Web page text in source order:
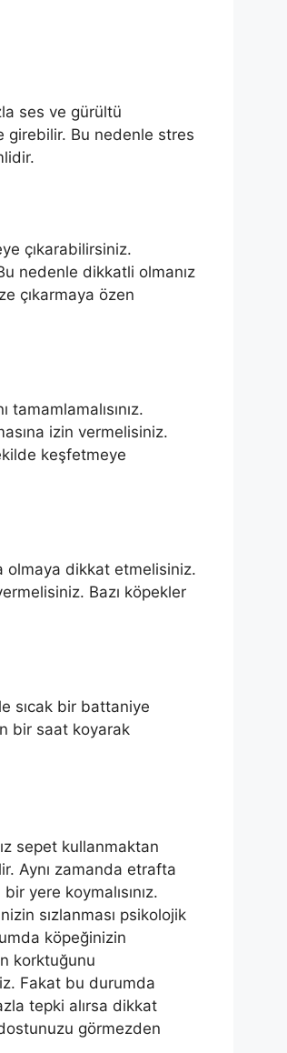
ses ve gürültü
girebilir. Bu nedenle stres
çıkarabilirsiniz.
nedenle dikkatli olmanız
çıkarmaya özen
tamamlamalısınız.
izin vermelisiniz.
keşfetmeye
olmaya dikkat etmelisiniz.
Bazı köpekler
sıcak bir battaniye
bir saat koyarak
sepet kullanmaktan
Aynı zamanda etrafta
yere koymalısınız.
sızlanması psikolojik
köpeğinizin
korktuğunu
Fakat bu durumda
tepki alırsa dikkat
görmezden